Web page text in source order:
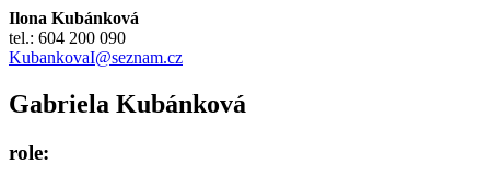
Ilona Kubánková
tel.: 604 200 090
KubankovaI@seznam.cz
Gabriela Kubánková
role: